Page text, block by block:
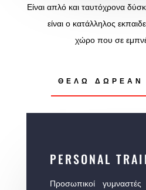
Είναι απλό και ταυτόχρονα
είναι ο κατάλληλος
χώρο που σε
ΘΕΛΩ ΔΩΡΕΑΝ
PERSONAL
Προσωπικοί